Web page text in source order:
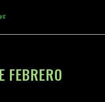
FEBRERO